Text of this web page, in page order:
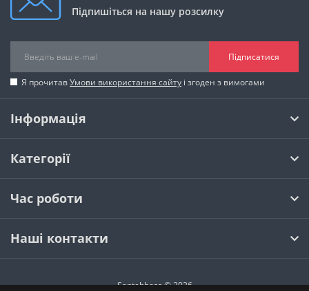
Підпишіться на нашу розсилку
Підписатися
Я прочитавУмови використання сайту і згоден з вимогами
Інформація
Категорії
Час роботи
Наші контакти
Santehboss © 2026